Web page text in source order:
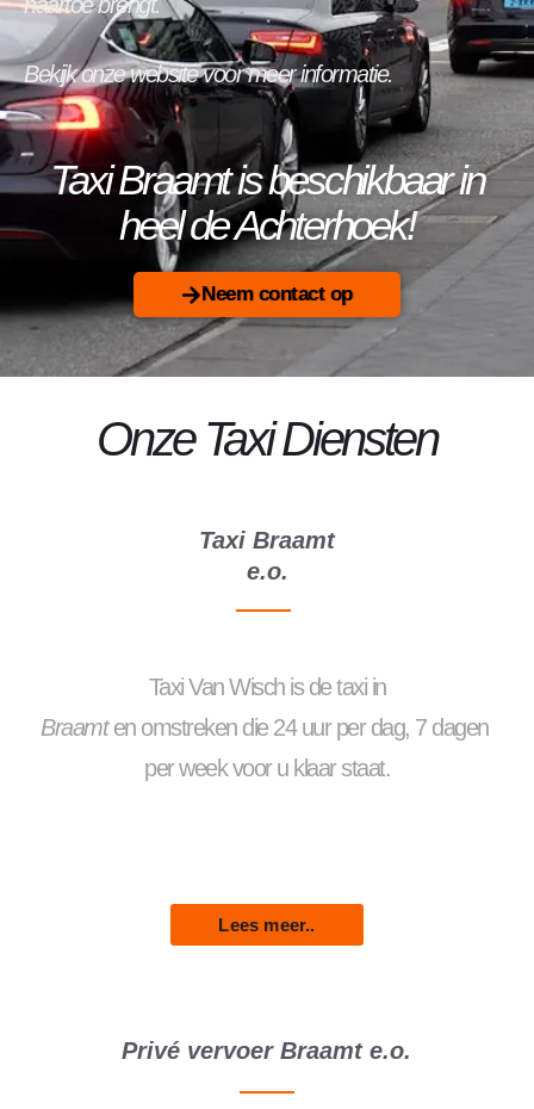
Taxi Braamt is beschikbaar in
heel de Achterhoek!
Neem contact op
Bekijk onze website voor meer informatie.
Onze Taxi Diensten
Taxi Braamt
e.o.
Taxi Van Wisch is de taxi in
Braamt en omstreken die 24 uur per dag, 7 dagen
per week voor u klaar staat.
Lees meer..
Privé vervoer Braamt e.o.